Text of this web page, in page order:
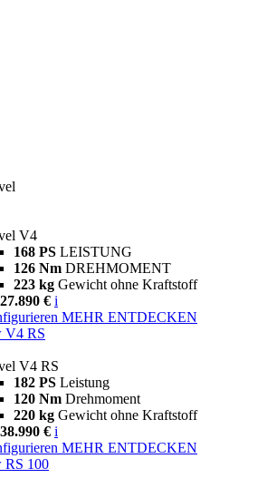
V4
168 PS LEISTUNG
126 Nm DREHMOMENT
223 kg Gewicht ohne Kraftstoff
€ i
MEHR ENTDECKEN
V4 RS
V4 RS
182 PS Leistung
120 Nm Drehmoment
220 kg Gewicht ohne Kraftstoff
€ i
MEHR ENTDECKEN
RS 100